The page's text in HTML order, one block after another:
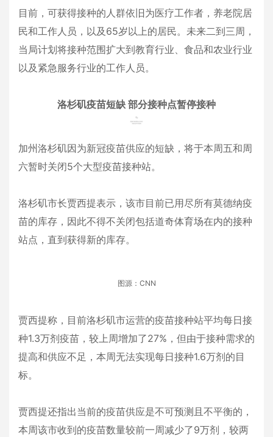
目前，可获得接种的人群依旧为医疗工作者，养老院居
民和工作人员，以及65岁以上的居民。未来二到三周，
当局计划将接种范围扩大到教育行业、食品和农业行业
以及紧急服务行业的工作人员。
洛杉矶疫苗短缺 部分接种点暂停接种
加州洛杉矶因为新冠疫苗供应的短缺，将于本周五和周
六暂时关闭5个大型疫苗接种站。
洛杉矶市长贾西提表示，该市目前已用尽所有莫德纳疫
苗的库存，因此不得不关闭包括道奇体育场在内的接种
站点，直到获得新的库存。
图源：CNN
贾西提称，目前洛杉矶市运营的疫苗接种站平均每日接
种1.3万剂疫苗，较上周增加了27%，但由于接种需求的
提高和供应不足，本周无法实现每日接种1.6万剂的目
标。
贾西提还指出当前的疫苗供应是不可预测且不平衡的，
本周该市收到的疫苗数量较前一周减少了9万剂，较两